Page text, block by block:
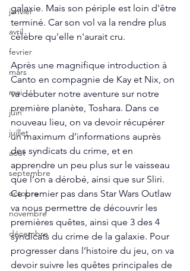
janvier
avril
fevrier
mars
mai
juin
juillet
aout
septembre
octobre
novembre
décembre
galaxie. Mais son périple est loin d'être
terminé. Car son vol va la rendre plus
célèbre qu'elle n'aurait cru.
Après une magnifique introduction à
Canto en compagnie de Kay et Nix, on
va débuter notre aventure sur notre
première planète, Toshara. Dans ce
nouveau lieu, on va devoir récupérer
un maximum d’informations auprès
des syndicats du crime, et en
apprendre un peu plus sur le vaisseau
que l’on a dérobé, ainsi que sur Sliri.
Ce premier pas dans Star Wars Outlaw
va nous permettre de découvrir les
premières quêtes, ainsi que 3 des 4
syndicats du crime de la galaxie. Pour
progresser dans l’histoire du jeu, on va
devoir suivre les quêtes principales de